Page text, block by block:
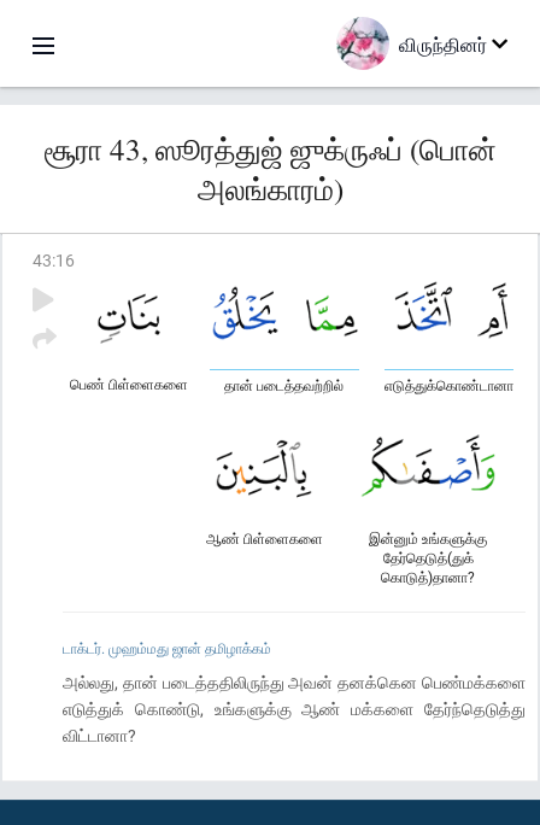
விருந்தினர்
சூரா 43, ஸூரத்துஜ் ஜுக்ருஃப் (பொன்
அலங்காரம்)
43:16
எடுத்துக்கொண்டானா
தான் படைத்தவற்றில்
பெண் பிள்ளைகளை
இன்னும் உங்களுக்கு
தேர்தெடுத்(துக்
கொடுத்)தானா?
ஆண் பிள்ளைகளை
டாக்டர். முஹம்மது ஜான் தமிழாக்கம்
அல்லது, தான் படைத்ததிலிருந்து அவன் தனக்கென பெண்மக்களை
எடுத்துக் கொண்டு, உங்களுக்கு ஆண் மக்களை தேர்ந்தெடுத்து
விட்டானா?